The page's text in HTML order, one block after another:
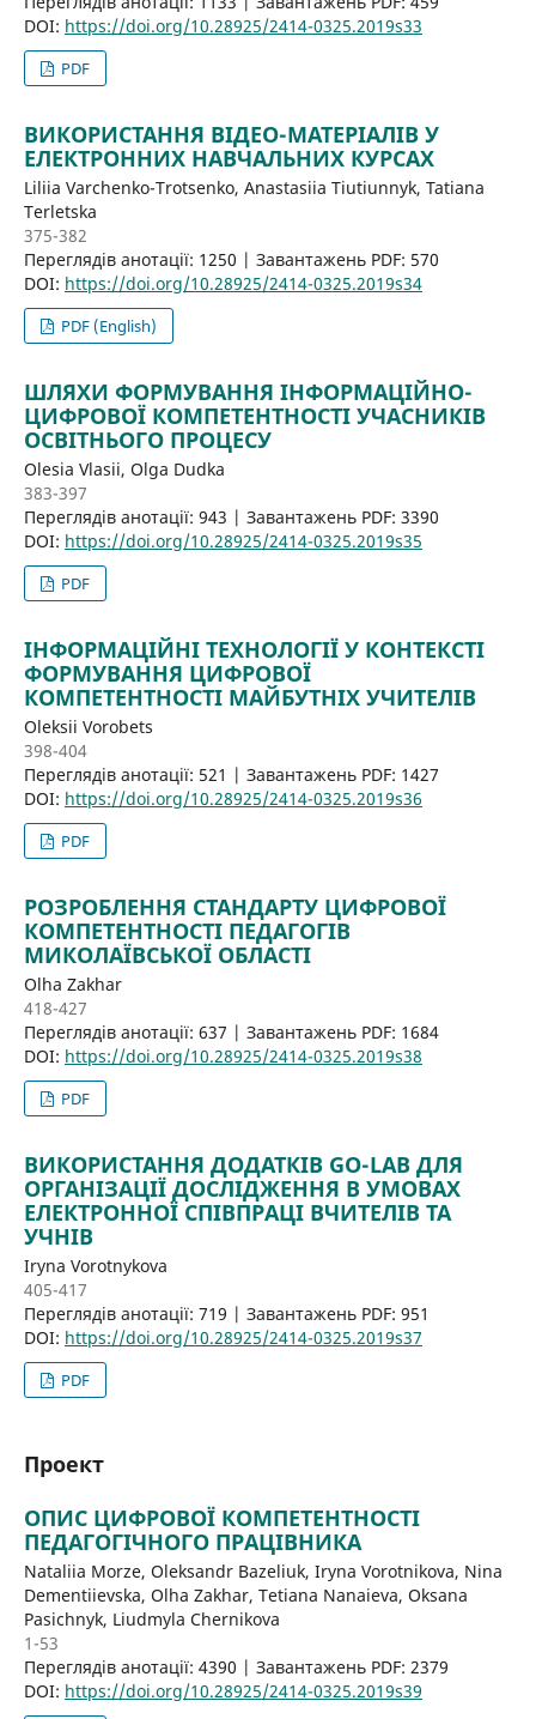
DOI: https://doi.org/10.28925/2414-0325.2019s33
PDF
ВИКОРИСТАННЯ ВІДЕО-МАТЕРІАЛІВ У
ЕЛЕКТРОННИХ НАВЧАЛЬНИХ КУРСАХ
Liliia Varchenko-Trotsenko, Anastasiia Tiutiunnyk, Tatiana
Terletska
375-382
Переглядів анотації: 1250 | Завантажень PDF: 570
DOI: https://doi.org/10.28925/2414-0325.2019s34
PDF (English)
ШЛЯХИ ФОРМУВАННЯ ІНФОРМАЦІЙНО-
ЦИФРОВОЇ КОМПЕТЕНТНОСТІ УЧАСНИКІВ
ОСВІТНЬОГО ПРОЦЕСУ
Olesia Vlasii, Olga Dudka
383-397
Переглядів анотації: 943 | Завантажень PDF: 3390
DOI: https://doi.org/10.28925/2414-0325.2019s35
PDF
ІНФОРМАЦІЙНІ ТЕХНОЛОГІЇ У КОНТЕКСТІ
ФОРМУВАННЯ ЦИФРОВОЇ
КОМПЕТЕНТНОСТІ МАЙБУТНІХ УЧИТЕЛІВ
Oleksii Vorobets
398-404
Переглядів анотації: 521 | Завантажень PDF: 1427
DOI: https://doi.org/10.28925/2414-0325.2019s36
PDF
РОЗРОБЛЕННЯ СТАНДАРТУ ЦИФРОВОЇ
КОМПЕТЕНТНОСТІ ПЕДАГОГІВ
МИКОЛАЇВСЬКОЇ ОБЛАСТІ
Olha Zakhar
418-427
Переглядів анотації: 637 | Завантажень PDF: 1684
DOI: https://doi.org/10.28925/2414-0325.2019s38
PDF
ВИКОРИСТАННЯ ДОДАТКІВ GO-LAB ДЛЯ
ОРГАНІЗАЦІЇ ДОСЛІДЖЕННЯ В УМОВАХ
ЕЛЕКТРОННОЇ СПІВПРАЦІ ВЧИТЕЛІВ ТА
УЧНІВ
Iryna Vorotnykova
405-417
Переглядів анотації: 719 | Завантажень PDF: 951
DOI: https://doi.org/10.28925/2414-0325.2019s37
PDF
Проект
ОПИС ЦИФРОВОЇ КОМПЕТЕНТНОСТІ
ПЕДАГОГІЧНОГО ПРАЦІВНИКА
Nataliia Morze, Oleksandr Bazeliuk, Iryna Vorotnikova, Nina
Dementiievska, Olha Zakhar, Tetiana Nanaieva, Oksana
Pasichnyk, Liudmyla Chernikova
1-53
Переглядів анотації: 4390 | Завантажень PDF: 2379
DOI: https://doi.org/10.28925/2414-0325.2019s39